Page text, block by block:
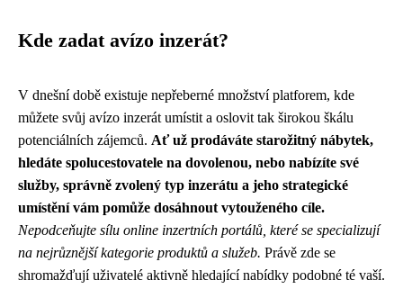
Kde zadat avízo inzerát?
V dnešní době existuje nepřeberné množství platforem, kde
můžete svůj avízo inzerát umístit a oslovit tak širokou škálu
potenciálních zájemců. Ať už prodáváte starožitný nábytek,
hledáte spolucestovatele na dovolenou, nebo nabízíte své
služby, správně zvolený typ inzerátu a jeho strategické
umístění vám pomůže dosáhnout vytouženého cíle.
Nepodceňujte sílu online inzertních portálů, které se specializují
na nejrůznější kategorie produktů a služeb. Právě zde se
shromažďují uživatelé aktivně hledající nabídky podobné té vaší.